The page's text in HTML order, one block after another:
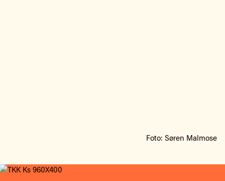
Foto: Søren Malmose